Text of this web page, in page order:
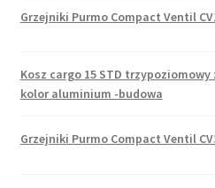
Grzejniki Purmo Compact Ventil
Kosz cargo 15 STD
kolor aluminium -budowa
Grzejniki Purmo Compact Ventil